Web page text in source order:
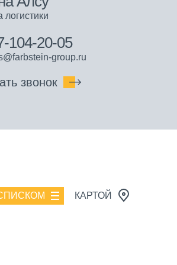
104-20-05
group.ru
звонок
КАРТОЙ